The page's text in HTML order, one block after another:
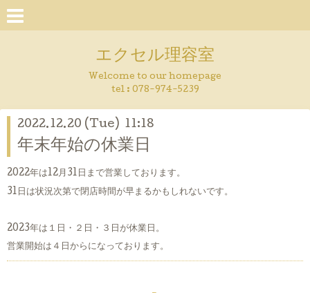
エクセル理容室
Welcome to our homepage
tel : 078-974-5239
2022.12.20 (Tue) 11:18
年末年始の休業日
2022年は12月31日まで営業しております。
31日は状況次第で閉店時間が早まるかもしれないです。
2023年は１日・２日・３日が休業日。
営業開始は４日からになっております。